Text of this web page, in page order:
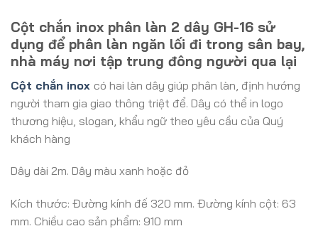
Cột chắn inox phân làn 2 dây GH-16 sử
dụng để phân làn ngăn lối đi trong sân bay,
nhà máy nơi tập trung đông người qua lại
Cột chắn inox có hai làn dây giúp phân làn, định hướng
người tham gia giao thông triệt để. Dây có thể in logo
thương hiệu, slogan, khẩu ngữ theo yêu cầu của Quý
khách hàng
Dây dài 2m. Dây màu xanh hoặc đỏ
Kích thước: Đường kính đế 320 mm. Đường kính cột: 63
mm. Chiều cao sản phẩm: 910 mm